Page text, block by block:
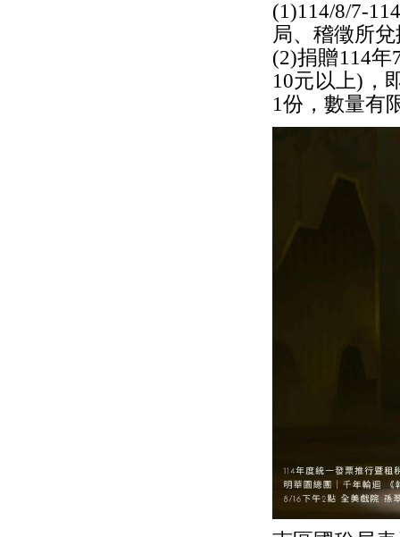
(1)114/8/7-
局、稽徵所
(2)捐贈114
10元以上)，
1份，數量有